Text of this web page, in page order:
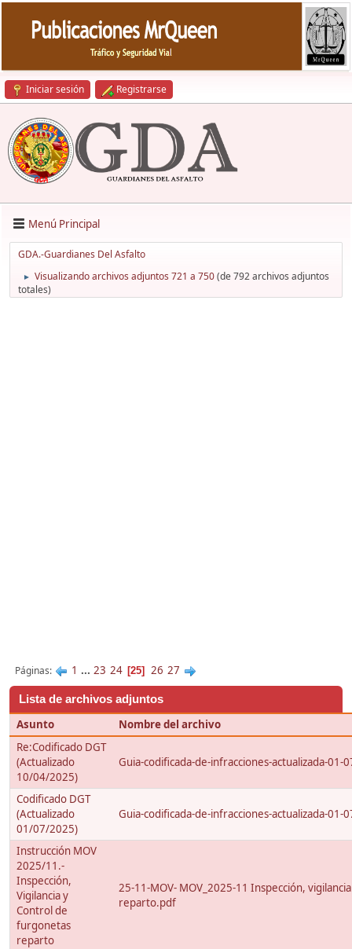
Iniciar sesión Registrarse
Menú Principal
GDA.-Guardianes Del Asfalto
► Visualizando archivos adjuntos 721 a 750(de 792 archivos adjuntos
totales)
Páginas 1 ... 23 24 25 26 27
Lista de archivos adjuntos
Asunto
Nombre del archivo
Re:Codificado DGT
(Actualizado
10/04/2025)
Guia-codificada-de-infracciones-actualizada-01-
Codificado DGT
(Actualizado
01/07/2025)
Guia-codificada-de-infracciones-actualizada-01-
Instrucción MOV
2025/11.-
Inspección,
Vigilancia y
Control de
furgonetas
reparto
25-11-MOV- MOV_2025-11 Inspección,
reparto.pdf